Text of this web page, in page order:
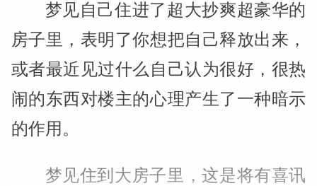
梦见自己住进了超大抄爽超豪华的
房子里，表明了你想把自己释放出来，
或者最近见过什么自己认为很好，很热
闹的东西对楼主的心理产生了一种暗示
的作用。
梦见住到大房子里，这是将有喜讯